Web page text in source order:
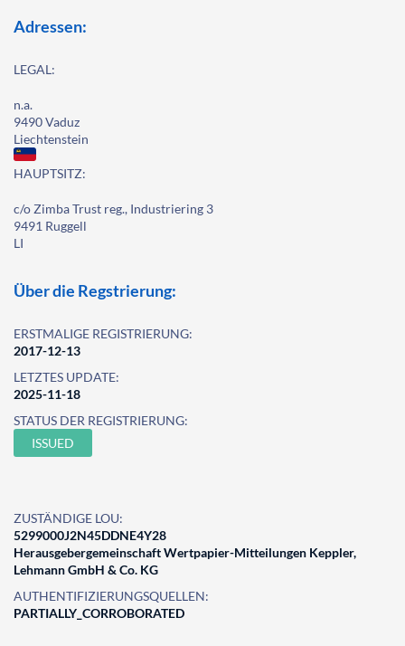
Adressen:
LEGAL:
n.a.
9490 Vaduz
Liechtenstein
HAUPTSITZ:
c/o Zimba Trust reg., Industriering 3
9491 Ruggell
LI
Über die Regstrierung:
ERSTMALIGE REGISTRIERUNG:
2017-12-13
LETZTES UPDATE:
2025-11-18
STATUS DER REGISTRIERUNG:
ISSUED
ZUSTÄNDIGE LOU:
5299000J2N45DDNE4Y28
Herausgebergemeinschaft Wertpapier-Mitteilungen Keppler,
Lehmann GmbH & Co. KG
AUTHENTIFIZIERUNGSQUELLEN:
PARTIALLY_CORROBORATED